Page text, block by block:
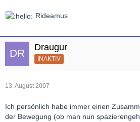
Rideamus
Draugur
INAKTIV
13. August 2007
Ich persönlich habe immer einen
der Bewegung (ob man nun